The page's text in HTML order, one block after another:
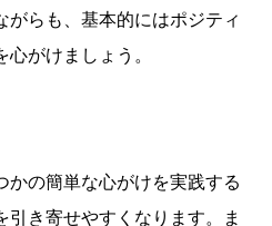
がらも、基本的にはポジティ
がけましょう。
かの簡単な心がけを実践する
引き寄せやすくなります。ま